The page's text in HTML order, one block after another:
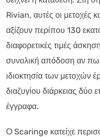
Rivian, αυτές οι μετοχές
αξίζουν περίπου 130
διαφορετικές τιμές
συνολική απόδοση αν
ιδιοκτησία των μετοχών
διαζυγίου διάρκειας δύο
έγγραφα.
Ο Scaringe κατείχε